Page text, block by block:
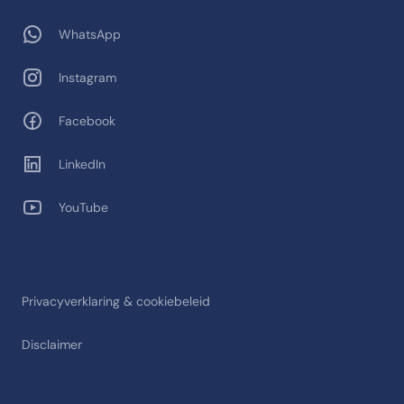
Privacyverklaring & cookiebeleid
Disclaimer
WhatsApp
Instagram
Facebook
LinkedIn
YouTube